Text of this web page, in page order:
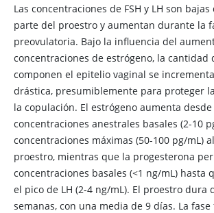
Las concentraciones de FSH y LH son
parte del proestro y aumentan durante la
preovulatoria. Bajo la influencia del
concentraciones de estrógeno, la cantidad
componen el epitelio vaginal se
drástica, presumiblemente para proteger
la copulación. El estrógeno aumenta desde
concentraciones anestrales basales (2-10
concentraciones máximas (50-100 pg/mL)
proestro, mientras que la progesterona
concentraciones basales (<1 ng/mL) hasta
el pico de LH (2-4 ng/mL). El proestro dura
semanas, con una media de 9 días. La